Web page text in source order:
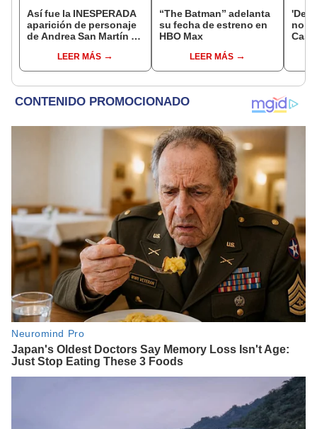
Así fue la INESPERADA
aparición de personaje
de Andrea San Martín en
novela de Deyvis
Orosco
LEER MÁS
“The Batman” adelanta
su fecha de estreno en
HBO Max
LEER MÁS
no